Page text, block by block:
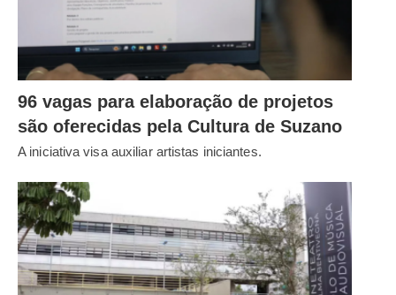
96 vagas para elaboração de projetos
são oferecidas pela Cultura de Suzano
A iniciativa visa auxiliar artistas iniciantes.